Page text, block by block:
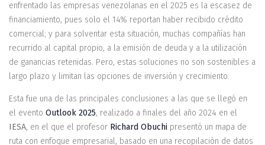
enfrentado las empresas venezolanas en el 2025 es la escasez de
financiamiento, pues solo el 14% reportan haber recibido crédito
comercial; y para solventar esta situación, muchas compañías han
recurrido al capital propio, a la emisión de deuda y a la utilización
de ganancias retenidas. Pero, estas soluciones no son sostenibles a
largo plazo y limitan las opciones de inversión y crecimiento.
Esta fue una de las principales conclusiones a las que se llegó en
el evento Outlook 2025, realizado a finales del año 2024 en el
IESA, en el que el profesor Richard Obuchi presentó un mapa de
ruta con enfoque empresarial, basado en una recopilación de datos